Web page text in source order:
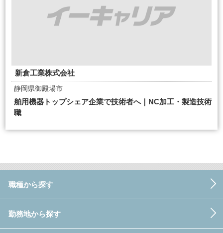
新倉工業株式会社
静岡県御殿場市
舶用機器トップシェア企業で技術者へ｜NC加工・製造技術
職
職種から探す
勤務地から探す